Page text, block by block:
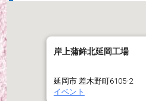
岸上蒲鉾北延岡工場
延岡市 差木野町6105-2
イベント